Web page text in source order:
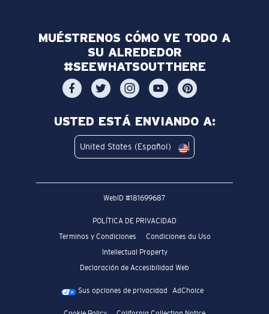
MUÉSTRENOS CÓMO VE TODO A
SU ALREDEDOR
#SEEWHATSOUTTHERE
USTED ESTÁ ENVIANDO A:
United States (Español)
WebID #181699687
POLÍTICA DE PRIVACIDAD
Terminos y Condiciones
Condiciones du Uso
Intellectual Property
Declaración de Accesibilidad Web
Sus opciones de privacidad AdChoice